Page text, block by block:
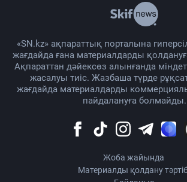
«SN.kz» ақпараттық порталына
жағдайда ғана материалдарды
Ақпараттан дәйексөз алынғанда
жасалуы тиіс. Жазбаша түрде
жағдайда материалдарды
пайдалануға болмайды.
Жоба жайында
Материалды қолдану